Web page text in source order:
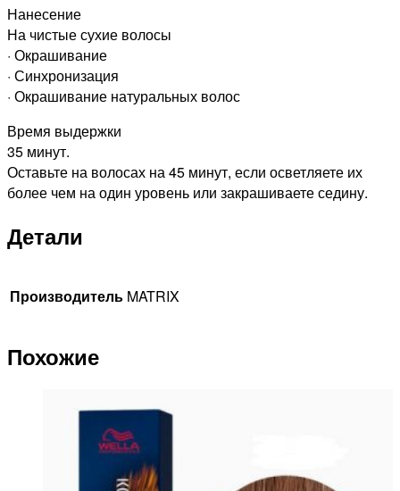
Нанесение
На чистые сухие волосы
· Окрашивание
· Синхронизация
· Окрашивание натуральных волос
Время выдержки
35 минут.
Оставьте на волосах на 45 минут, если осветляете их
более чем на один уровень или закрашиваете седину.
Детали
Производитель MATRIX
Похожие